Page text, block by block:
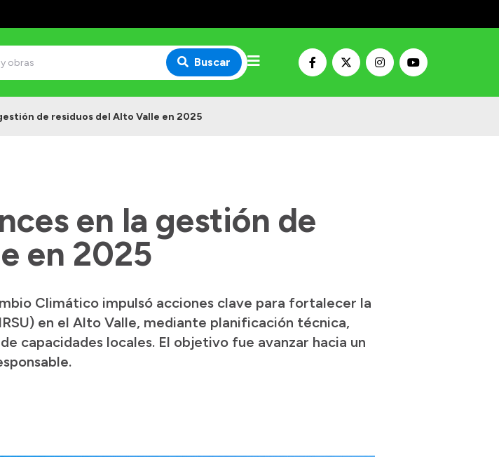
Buscar
de residuos del Alto Valle en 2025
en la gestión de
en 2025
Climático impulsó acciones clave para fortalecer la
en el Alto Valle, mediante planificación técnica,
capacidades locales. El objetivo fue avanzar hacia un